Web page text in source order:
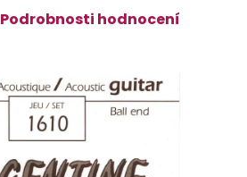
Podrobnosti hodnocení